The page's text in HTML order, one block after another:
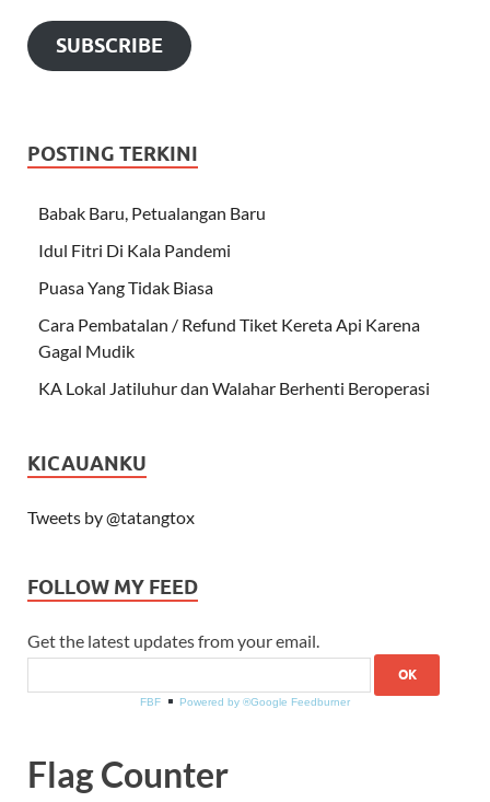
SUBSCRIBE
POSTING TERKINI
Babak Baru, Petualangan Baru
Idul Fitri Di Kala Pandemi
Puasa Yang Tidak Biasa
Cara Pembatalan / Refund Tiket Kereta Api Karena
Gagal Mudik
KA Lokal Jatiluhur dan Walahar Berhenti Beroperasi
KICAUANKU
Tweets by @tatangtox
FOLLOW MY FEED
Get the latest updates from your email.
FBF Powered by ®Google Feedburner
Flag Counter